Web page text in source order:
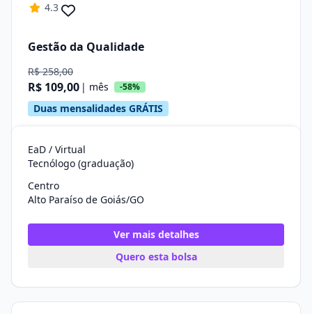
4.3
Gestão da Qualidade
R$ 258,00
R$ 109,00 | mês -58%
Duas mensalidades GRÁTIS
EaD / Virtual
Tecnólogo (graduação)
Centro
Alto Paraíso de Goiás/GO
Ver mais detalhes
Quero esta bolsa